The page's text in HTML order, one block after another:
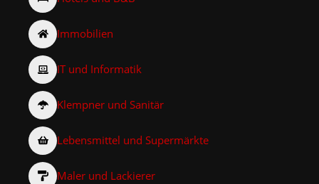
Immobilien
IT und Informatik
Klempner und Sanitär
Lebensmittel und Supermärkte
Maler und Lackierer